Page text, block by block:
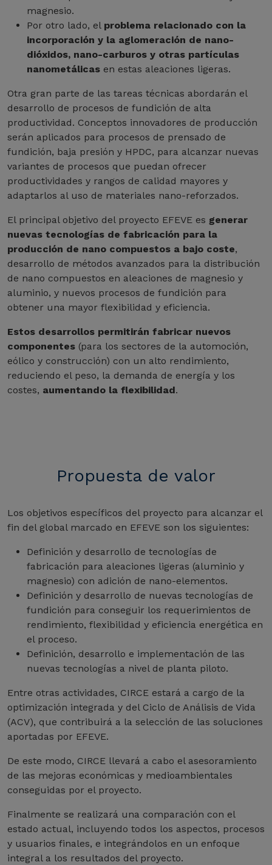
magnesio.
Por otro lado, el problema relacionado con la
incorporación y la aglomeración de nano-
dióxidos, nano-carburos y otras partículas
nanometálicas en estas aleaciones ligeras.
Otra gran parte de las tareas técnicas abordarán el
desarrollo de procesos de fundición de alta
productividad. Conceptos innovadores de producción
serán aplicados para procesos de prensado de
fundición, baja presión y HPDC, para alcanzar nuevas
variantes de procesos que puedan ofrecer
productividades y rangos de calidad mayores y
adaptarlos al uso de materiales nano-reforzados.
El principal objetivo del proyecto EFEVE es generar
nuevas tecnologías de fabricación para la
producción de nano compuestos a bajo coste,
desarrollo de métodos avanzados para la distribución
de nano compuestos en aleaciones de magnesio y
aluminio, y nuevos procesos de fundición para
obtener una mayor flexibilidad y eficiencia.
Estos desarrollos permitirán fabricar nuevos
componentes (para los sectores de la automoción,
eólico y construcción) con un alto rendimiento,
reduciendo el peso, la demanda de energía y los
costes, aumentando la flexibilidad.
Propuesta de valor
Los objetivos específicos del proyecto para alcanzar el
fin del global marcado en EFEVE son los siguientes:
Definición y desarrollo de tecnologías de
fabricación para aleaciones ligeras (aluminio y
magnesio) con adición de nano-elementos.
Definición y desarrollo de nuevas tecnologías de
fundición para conseguir los requerimientos de
rendimiento, flexibilidad y eficiencia energética en
el proceso.
Definición, desarrollo e implementación de las
nuevas tecnologías a nivel de planta piloto.
Entre otras actividades, CIRCE estará a cargo de la
optimización integrada y del Ciclo de Análisis de Vida
(ACV), que contribuirá a la selección de las soluciones
aportadas por EFEVE.
De este modo, CIRCE llevará a cabo el asesoramiento
de las mejoras económicas y medioambientales
conseguidas por el proyecto.
Finalmente se realizará una comparación con el
estado actual, incluyendo todos los aspectos, procesos
y usuarios finales, e integrándolos en un enfoque
integral a los resultados del proyecto.